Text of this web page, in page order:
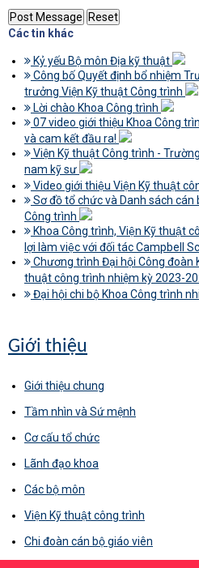
Các tin khác
Kỷ yếu Bộ môn Địa kỹ thuật
Công bố Quyết định bổ nhiệm
trưởng Viện Kỹ thuật Công trình
Lời chào Khoa Công trình
07 video giới thiệu Khoa Công
và cam kết đầu ra!
Viện Kỹ thuật Công trình -
nam kỹ sư
Video giới thiệu Viện Kỹ thuật
Sơ đồ tổ chức và Danh sách
Công trình
Khoa Công trình, Viện Kỹ thuật
lợi làm việc với đối tác Campbell
Chương trình Đại hội Công đoàn
thuật công trình nhiệm kỳ 2023-
Đại hội chi bộ Khoa Công trình
Giới thiệu
Giới thiệu chung
Tầm nhìn và Sứ mệnh
Cơ cấu tổ chức
Lãnh đạo khoa
Các bộ môn
Viện Kỹ thuật công trình
Chi đoàn cán bộ giáo viên